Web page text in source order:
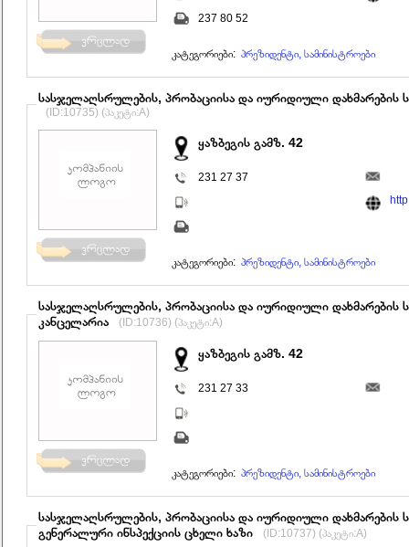
237 80 52
კატეგორიები: პრეზიდენტი, სამინისტროები
სასჯელაღსრულების, პრობაციისა და იურიდიული დახმარების
(ID:10735) (პაკეტი:A)
ყაზბეგის გამზ. 42
231 27 37
კატეგორიები: პრეზიდენტი, სამინისტროები
სასჯელაღსრულების, პრობაციისა და იურიდიული დახმარების
კანცელარია
(ID:10736) (პაკეტი:A)
ყაზბეგის გამზ. 42
231 27 33
კატეგორიები: პრეზიდენტი, სამინისტროები
სასჯელაღსრულების, პრობაციისა და იურიდიული დახმარების
გენერალური ინსპექციის ცხელი ხაზი
(ID:10737) (პაკეტი:A)